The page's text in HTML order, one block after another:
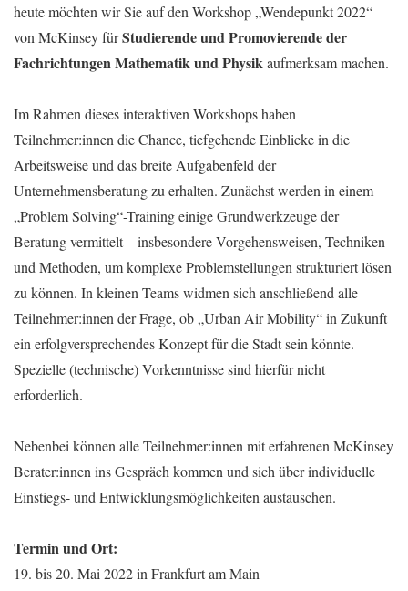
heute möchten wir Sie auf den Workshop „Wendepunkt 2022“
von McKinsey fürStudierende und Promovierende der
Fachrichtungen Mathematik und Physikaufmerksam machen.
Im Rahmen dieses interaktiven Workshops haben
Teilnehmer:innen die Chance, tiefgehende Einblicke in die
Arbeitsweise und das breite Aufgabenfeld der
Unternehmensberatung zu erhalten. Zunächst werden in einem
„Problem Solving“-Training einige Grundwerkzeuge der
Beratung vermittelt – insbesondere Vorgehensweisen, Techniken
und Methoden, um komplexe Problemstellungen strukturiert lösen
zu können. In kleinen Teams widmen sich anschließend alle
Teilnehmer:innen der Frage, ob „Urban Air Mobility“ in Zukunft
ein erfolgversprechendes Konzept für die Stadt sein könnte.
Spezielle (technische) Vorkenntnisse sind hierfür nicht
erforderlich.
Nebenbei können alle Teilnehmer:innen mit erfahrenen McKinsey
Berater:innen ins Gespräch kommen und sich über individuelle
Einstiegs- und Entwicklungsmöglichkeiten austauschen.
Termin und Ort:
19. bis 20. Mai 2022 in Frankfurt am Main